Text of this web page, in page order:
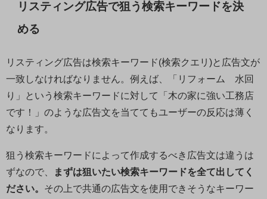
リスティング広告で狙う検索キーワードを決
める
リスティング広告は検索キーワード(検索クエリ)と広告文が
一致しなければなりません。例えば、「リフォーム 水回
り」という検索キーワードに対して「木の家に強い工務店
です！」のような広告文を当ててもユーザーの反応は薄く
なります。
狙う検索キーワードによって作成するべき広告文は違うは
ずなので、
まずは狙いたい検索キーワードを全て出してく
ださい。 その上で共通の広告文を使用できそうなキーワー